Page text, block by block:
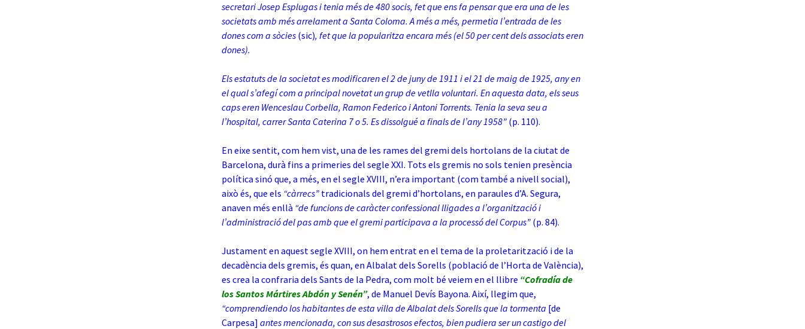
secretari Josep Esplugas i tenia més de 480 socis, fet que ens fa pensar que era una de les
societats amb més arrelament a Santa Coloma. A més a més, permetia l’entrada de les
dones com a sòcies (sic), fet que la popularitza encara més (el 50 per cent dels associats eren
dones).
Els estatuts de la societat es modificaren el 2 de juny de 1911 i el 21 de maig de 1925, any en
el qual s’afegí com a principal novetat un grup de vetlla voluntari. En aquesta data, els seus
caps eren Wenceslau Corbella, Ramon Federico i Antoni Torrents. Tenia la seva seu a
I’hospital, carrer Santa Caterina 7 o 5. Es dissolgué a finals de I’any 1958” (p. 110).
En eixe sentit, com hem vist, una de les rames del gremi dels hortolans de la ciutat de
Barcelona, durà fins a primeries del segle XXI. Tots els gremis no sols tenien presència
política sinó que, a més, en el segle XVIII, n’era important (com també a nivell social),
això és, que els “càrrecs” tradicionals del gremi d’hortolans, en paraules d’A. Segura,
anaven més enllà “de funcions de caràcter confessional lligades a l’organització i
l’administració del pas amb que el gremi participava a la processó del Corpus” (p. 84).
Justament en aquest segle XVIII, on hem entrat en el tema de la proletarització i de la
decadència dels gremis, és quan, en Albalat dels Sorells (població de l’Horta de València),
es crea la confraria dels Sants de la Pedra, com molt bé veiem en el llibre “Cofradía de
los Santos Mártires Abdón y Senén”, de Manuel Devís Bayona. Així, llegim que,
“comprendiendo los habitantes de esta villa de Albalat dels Sorells que la tormenta [de
Carpesa] antes mencionada, con sus desastrosos efectos, bien pudiera ser un castigo del